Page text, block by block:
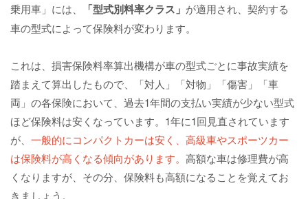
乗用車」には、
「型式別料率クラス」 が適用され、契約する
車の型式によって保険料が変わります。
これは、損害保険料率算出機構が車の型式ごとに事故実績を
踏まえて算出したもので、「対人」「対物」「傷害」「車
両」の各保険において、過去1年間の支払い実績が少ない型式
ほど保険料は安くなっています。1年に1回見直されています
が、 一般的にコンパクトカーは安く、高級車やスポーツカー
は保険料が高くなる傾向があります。 高額な車は修理費が高
くなりますが、その分、保険料も高額になることを覚えてお
きましょう。